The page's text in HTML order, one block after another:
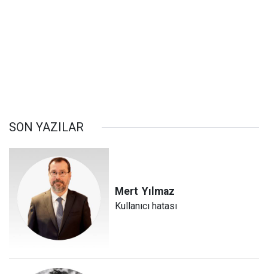
SON YAZILAR
Mert Yılmaz
Kullanıcı hatası